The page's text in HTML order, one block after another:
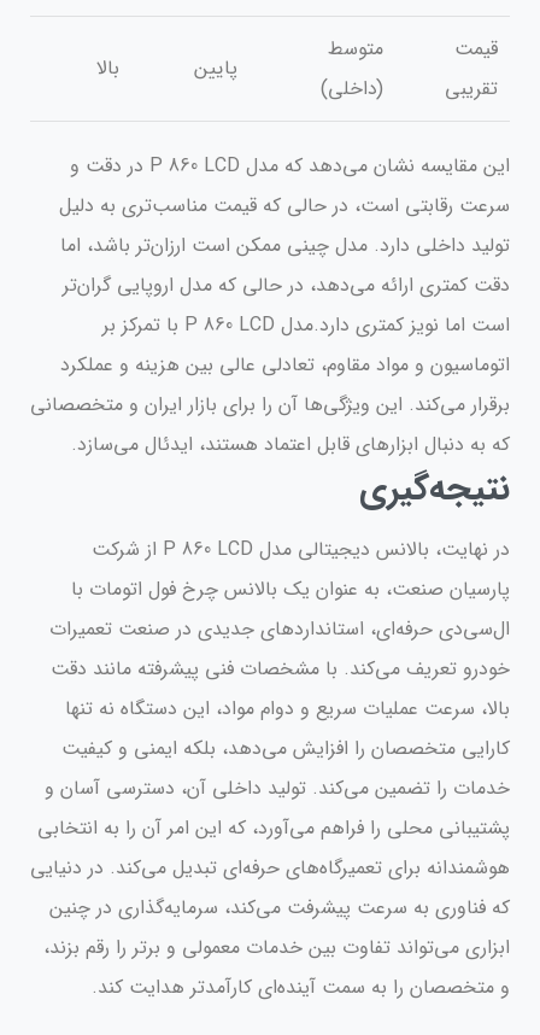
قیمت
تقریبی
متوسط
(داخلی)
پایین بالا
این مقایسه نشان می‌دهد که مدل P 860 LCD در دقت و
سرعت رقابتی است، در حالی که قیمت مناسب‌تری به دلیل
تولید داخلی دارد. مدل چینی ممکن است ارزان‌تر باشد، اما
دقت کمتری ارائه می‌دهد، در حالی که مدل اروپایی گران‌تر
است اما نویز کمتری دارد.مدل P 860 LCD با تمرکز بر
اتوماسیون و مواد مقاوم، تعادلی عالی بین هزینه و عملکرد
برقرار می‌کند. این ویژگی‌ها آن را برای بازار ایران و متخصصانی
که به دنبال ابزارهای قابل اعتماد هستند، ایدئال می‌سازد.
نتیجه‌گیری
در نهایت، بالانس دیجیتالی مدل P 860 LCD از شرکت
پارسیان صنعت، به عنوان یک بالانس چرخ فول اتومات با
ال‌سی‌دی حرفه‌ای، استانداردهای جدیدی در صنعت تعمیرات
خودرو تعریف می‌کند. با مشخصات فنی پیشرفته مانند دقت
بالا، سرعت عملیات سریع و دوام مواد، این دستگاه نه تنها
کارایی متخصصان را افزایش می‌دهد، بلکه ایمنی و کیفیت
خدمات را تضمین می‌کند. تولید داخلی آن، دسترسی آسان و
پشتیبانی محلی را فراهم می‌آورد، که این امر آن را به انتخابی
هوشمندانه برای تعمیرگاه‌های حرفه‌ای تبدیل می‌کند. در دنیایی
که فناوری به سرعت پیشرفت می‌کند، سرمایه‌گذاری در چنین
ابزاری می‌تواند تفاوت بین خدمات معمولی و برتر را رقم بزند،
و متخصصان را به سمت آینده‌ای کارآمدتر هدایت کند.